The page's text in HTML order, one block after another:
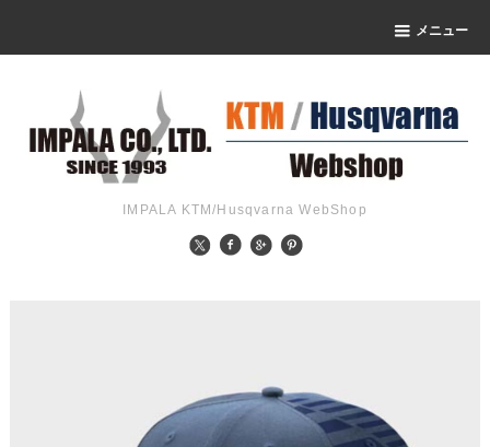
メニュー
IMPALA KTM/Husqvarna WebShop